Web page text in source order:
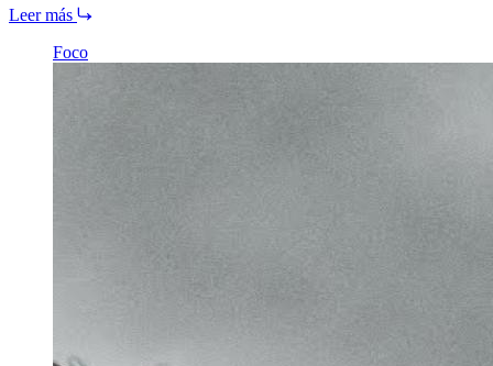
Leer más
Foco